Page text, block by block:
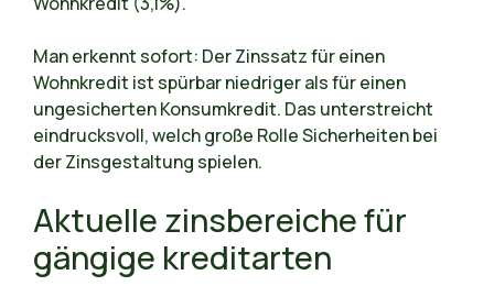
Man erkennt sofort: Der Zinssatz für einen
Wohnkredit ist spürbar niedriger als für einen
ungesicherten Konsumkredit. Das unterstreicht
eindrucksvoll, welch große Rolle Sicherheiten bei
der Zinsgestaltung spielen.
Aktuelle zinsbereiche für
gängige kreditarten